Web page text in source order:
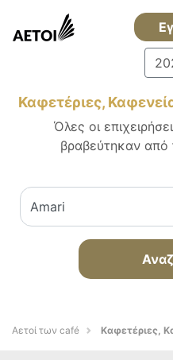
Καφετέριες,
Όλες οι
βραβεύτηκαν από
Αετοί των café Καφετέριες,